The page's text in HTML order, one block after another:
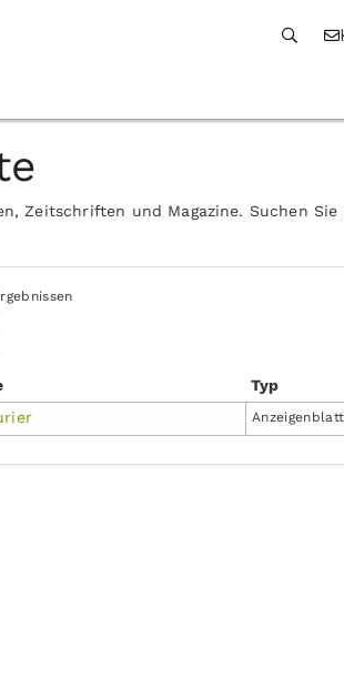
Zeitschriften und Magazine. Suchen
Typ
Anzeigen­blatt